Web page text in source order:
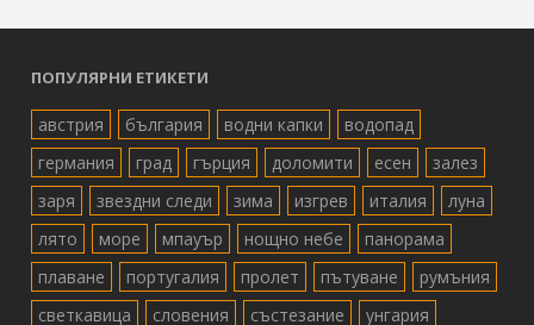
ПОПУЛЯРНИ ЕТИКЕТИ
австрия българия водни капки
водопад
германия
град гърция доломити есен
залез
заря
звездни следи зима изгрев италия
луна
лято
море мпауър нощно небе
панорама
плаване
португалия пролет пътуване
румъния
светкавица
словения състезание
унгария